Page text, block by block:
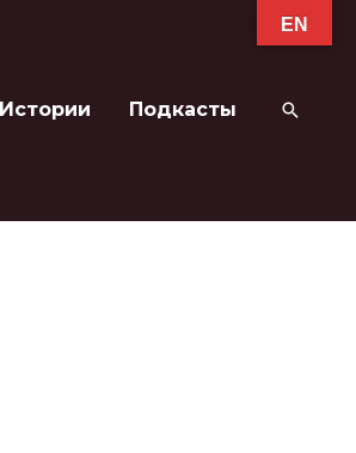
Истории Подкасты Поиск
EN